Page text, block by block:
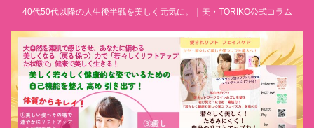
40代50代以降の人生後半戦を美しく元気に。｜美・TORIKO公式コラム